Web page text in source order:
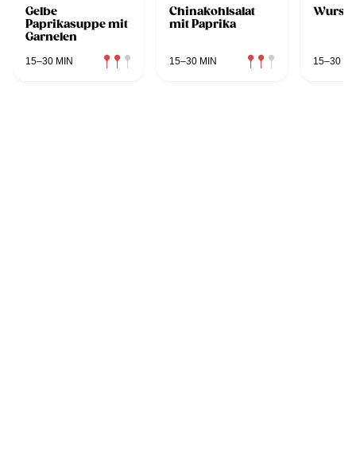
Gelbe
Paprikasuppe mit
Garnelen
15–30 MIN
Chinakohlsalat
mit Paprika
15–30 MIN
Wurst-
15–30